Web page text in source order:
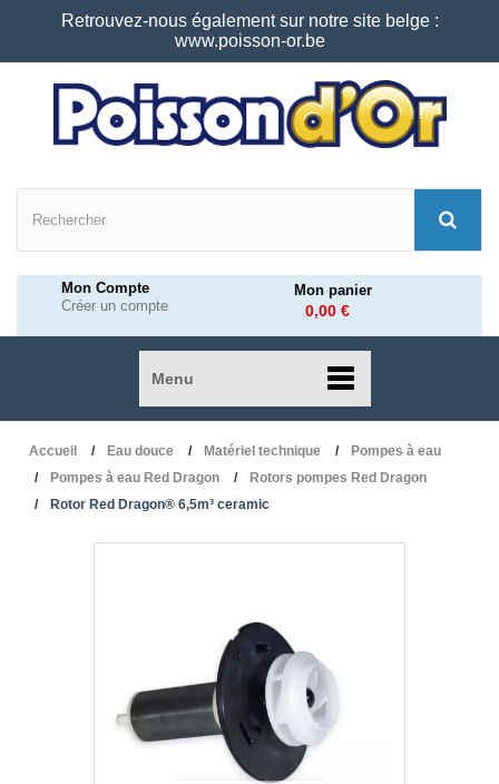
Retrouvez-nous également sur notre site belge :
www.poisson-or.be
Mon Compte
Créer un compte
Mon panier
0,00 €
Menu
Accueil Eau douce Matériel technique
Pompes à eau
Pompes à eau Red Dragon
Rotors pompes Red Dragon
Rotor Red Dragon® 6,5m³ ceramic